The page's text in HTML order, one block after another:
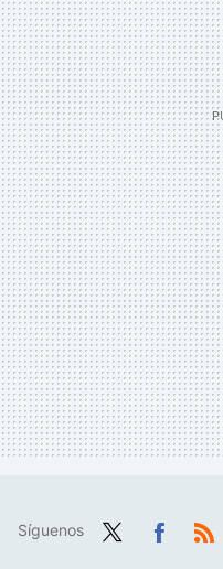
Síguenos